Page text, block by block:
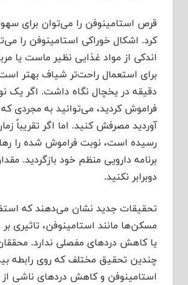
قرص استامینوفن را می‌توان برای
کرد. اشکال خوراکی استامینوفن را
اندکی از مواد غذایی نظیر ماست یا
دقیقه در یخچال نگاه داشت. اگر یک
فراموش کردید، می‌توانید به مجردی که
آوردید مصرفش کنید. اما اگر تقریباً
رسیده است، نوبت فراموش شده را
برنامه دارویی منظم خود بازگردید.
دوبرابر نکنید.
تحقیقات جدید نشان می‌دهند که
مسکن‌ها مانند استامینوفن، تاثیری بر
یا کاهش دردهای مفصلی ندارد.
چندین تحقیق مختلف که روی رابطه
استامینوفن و کاهش دردهای ناشی از